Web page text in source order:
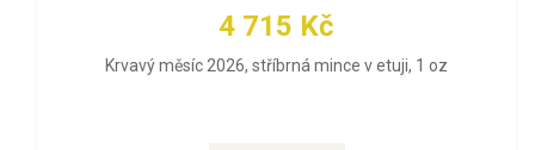
4 715 Kč
Krvavý měsíc 2026, stříbrná mince v etuji, 1 oz